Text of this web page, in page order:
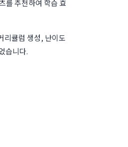
를 추천하여 학습 효
리큘럼 생성, 난이도
습니다.